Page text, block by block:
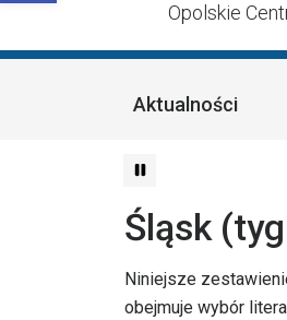
Opolskie
Aktualności
Śląsk
Niniejsze
obejmuje wybór